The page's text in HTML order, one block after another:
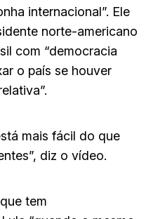
internacional”. Ele
norte-americano
com “democracia
o país se houver
mais fácil do que
diz o vídeo.
tem